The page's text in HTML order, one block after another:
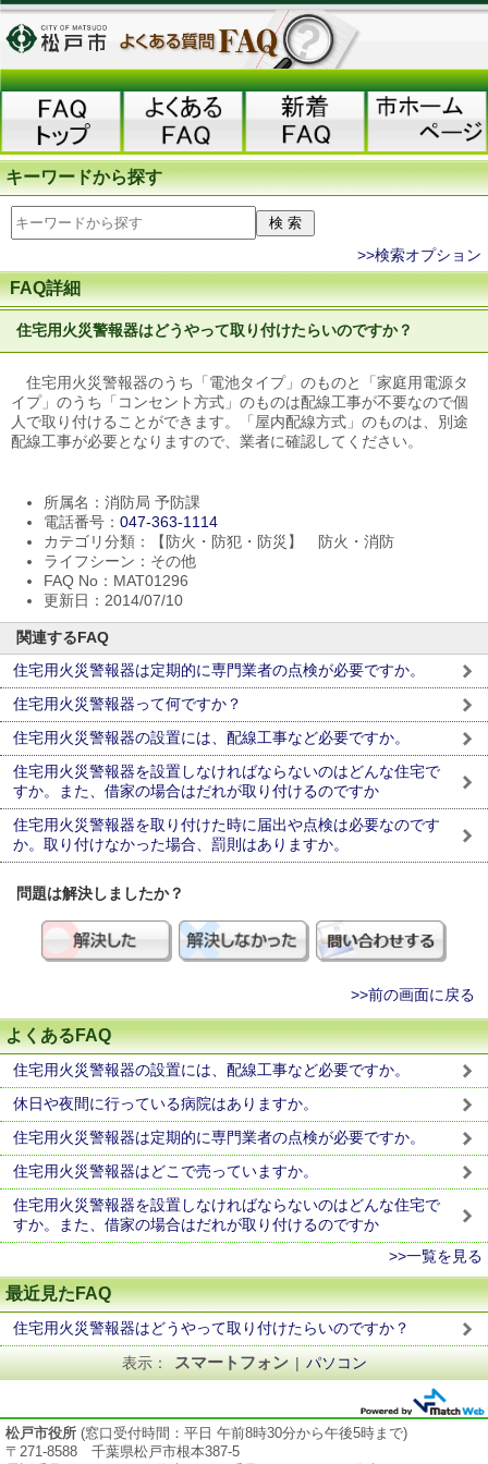
キーワードから探す
>>検索オプション
FAQ詳細
住宅用火災警報器はどうやって取り付けたらいのですか？
住宅用火災警報器のうち「電池タイプ」のものと「家庭用電源タ
イプ」のうち「コンセント方式」のものは配線工事が不要なので個
人で取り付けることができます。「屋内配線方式」のものは、別途
配線工事が必要となりますので、業者に確認してください。
所属名：消防局 予防課
電話番号： 047-363-1114
カテゴリ分類：【防火・防犯・防災】 防火・消防
ライフシーン：その他
FAQ No：MAT01296
更新日：2014/07/10
関連するFAQ
住宅用火災警報器は定期的に専門業者の点検が必要ですか。
住宅用火災警報器って何ですか？
住宅用火災警報器の設置には、配線工事など必要ですか。
住宅用火災警報器を設置しなければならないのはどんな住宅で
すか。また、借家の場合はだれが取り付けるのですか
住宅用火災警報器を取り付けた時に届出や点検は必要なのです
か。取り付けなかった場合、罰則はありますか。
問題は解決しましたか？
>>前の画面に戻る
よくあるFAQ
住宅用火災警報器の設置には、配線工事など必要ですか。
休日や夜間に行っている病院はありますか。
住宅用火災警報器は定期的に専門業者の点検が必要ですか。
住宅用火災警報器はどこで売っていますか。
住宅用火災警報器を設置しなければならないのはどんな住宅で
すか。また、借家の場合はだれが取り付けるのですか
>>一覧を見る
最近見たFAQ
住宅用火災警報器はどうやって取り付けたらいのですか？
表示： スマートフォン | パソコン
松戸市役所 (窓口受付時間：平日 午前8時30分から午後5時まで)
〒271-8588 千葉県松戸市根本387-5